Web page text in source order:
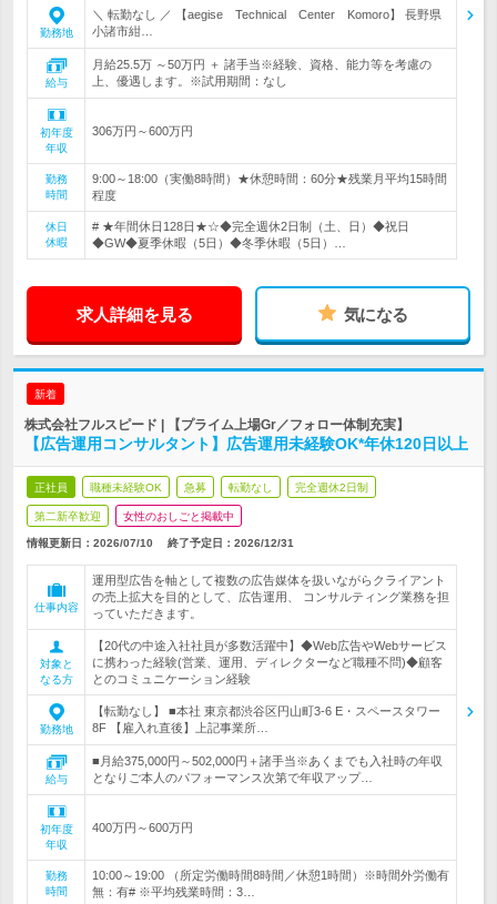
勤務地
＼ 転勤なし ／ 【aegise Technical Center Komoro】 長野県
小諸市紺…
給与
月給25.5万 ～50万円 ＋ 諸手当※経験、資格、能力等を考慮の
上、優遇します。※試用期間：なし
初年度
年収
306万円～600万円
勤務
時間
9:00～18:00（実働8時間）★休憩時間：60分★残業月平均15時間
程度
休日
休暇
# ★年間休日128日★☆◆完全週休2日制（土、日）◆祝日
◆GW◆夏季休暇（5日）◆冬季休暇（5日）…
求人詳細を見る 気になる
新着
株式会社フルスピード | 【プライム上場Gr／フォロー体制充実】
【広告運用コンサルタント】広告運用未経験OK*年休120日以上
正社員 職種未経験OK 急募 転勤なし 完全週休2日制
第二新卒歓迎 女性のおしごと掲載中
情報更新日：2026/07/10 終了予定日： 2026/12/31
仕事内容
運用型広告を軸として複数の広告媒体を扱いながらクライアント
の売上拡大を目的として、広告運用、 コンサルティング業務を担
っていただきます。
対象と
なる方
【20代の中途入社社員が多数活躍中】◆Web広告やWebサービス
に携わった経験(営業、運用、ディレクターなど職種不問)◆顧客
とのコミュニケーション経験
勤務地
【転勤なし】 ■本社 東京都渋谷区円山町3-6 E・スペースタワー
8F 【雇入れ直後】上記事業所…
給与
■月給375,000円～502,000円＋諸手当※あくまでも入社時の年収
となりご本人のパフォーマンス次第で年収アップ…
初年度
年収
400万円～600万円
勤務
時間
10:00～19:00 （所定労働時間8時間／休憩1時間）※時間外労働有
無：有# ※平均残業時間：3…